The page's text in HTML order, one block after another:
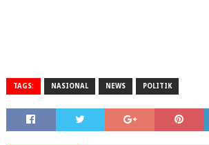
TAGS: NASIONAL NEWS POLITIK